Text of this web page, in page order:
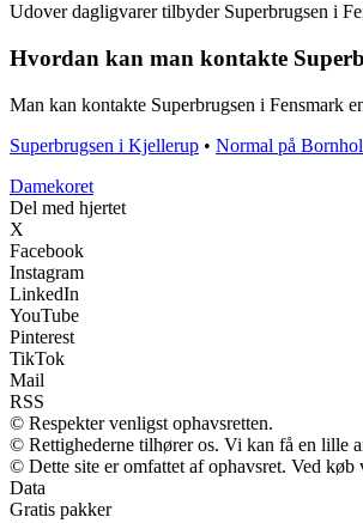
Udover dagligvarer tilbyder Superbrugsen i
Hvordan kan man kontakte
Man kan kontakte Superbrugsen i Fensmark
Superbrugsen i Kjellerup • Normal på
Damekoret
Del med hjertet
X
Facebook
Instagram
LinkedIn
YouTube
Pinterest
TikTok
Mail
RSS
© Respekter venligst ophavsretten.
© Rettighederne tilhører os. Vi kan få en lille
© Dette site er omfattet af ophavsret. Ved
Data
Gratis pakker